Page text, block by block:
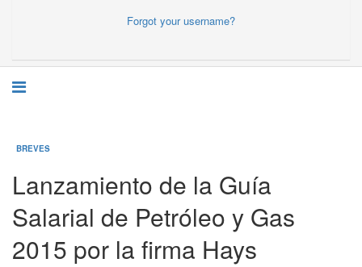
Forgot your username?
BREVES
Lanzamiento de la Guía
Salarial de Petróleo y Gas
2015 por la firma Hays